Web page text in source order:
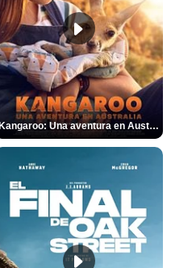
Kangaroo: Una aventura en Australia Tráiler